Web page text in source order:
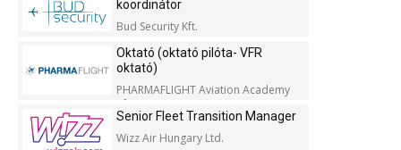
koordinátor
Bud Security Kft.
Oktató (oktató pilóta- VFR
oktató)
PHARMAFLIGHT Aviation Academy
Kft.
Senior Fleet Transition Manager
Wizz Air Hungary Ltd.